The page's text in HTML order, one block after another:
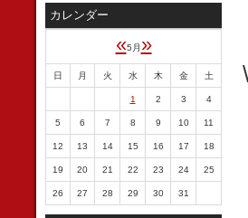
カレンダー
«5月 »
日 月 火 水 木 金 土
1 2 3 4
5 6 7 8 9 10 11
12 13 14 15 16 17 18
19 20 21 22 23 24 25
26 27 28 29 30 31